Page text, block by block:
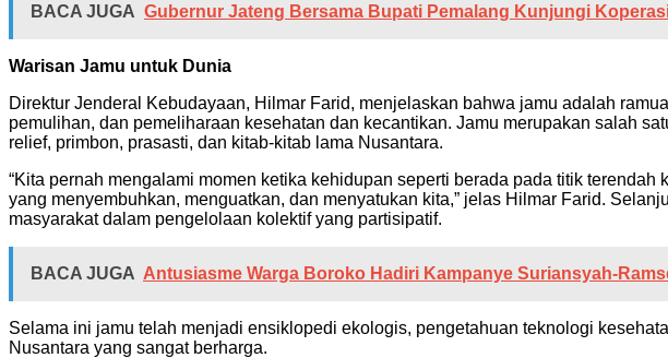
BACA JUGA Gubernur Jateng Bersama Bupati Pemalang Kunjungi
Warisan Jamu untuk Dunia
Direktur Jenderal Kebudayaan, Hilmar Farid, menjelaskan bahwa jamu adalah
pemulihan, dan pemeliharaan kesehatan dan kecantikan. Jamu merupakan salah
relief, primbon, prasasti, dan kitab-kitab lama Nusantara.
“Kita pernah mengalami momen ketika kehidupan seperti berada pada titik
yang menyembuhkan, menguatkan, dan menyatukan kita,” jelas Hilmar Farid.
masyarakat dalam pengelolaan kolektif yang partisipatif.
BACA JUGA Antusiasme Warga Boroko Hadiri Kampanye Suriansyah-
Selama ini jamu telah menjadi ensiklopedi ekologis, pengetahuan teknologi
Nusantara yang sangat berharga.